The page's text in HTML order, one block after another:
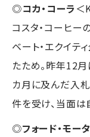
◎コカ・コーラ ＜
コスタ・コーヒー
ベート・エクイ
たため。昨年12
カ月に及んだ入
件を受け、当面
◎フォード・モー